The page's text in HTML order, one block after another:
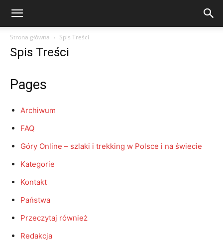
Strona główna Spis Treści
Spis Treści
Pages
Archiwum
FAQ
Góry Online – szlaki i trekking w Polsce i na świecie
Kategorie
Kontakt
Państwa
Przeczytaj również
Redakcja